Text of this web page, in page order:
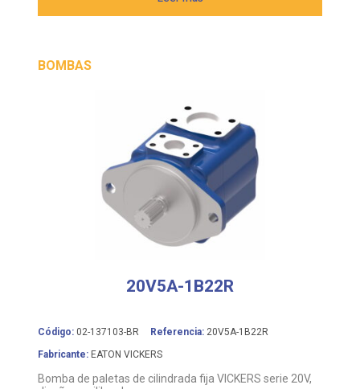
BOMBAS
20V5A-1B22R
Código: 02-137103-BR Referencia: 20V5A-1B22R
Fabricante: EATON VICKERS
Bomba de paletas de cilindrada fija VICKERS serie 20V,